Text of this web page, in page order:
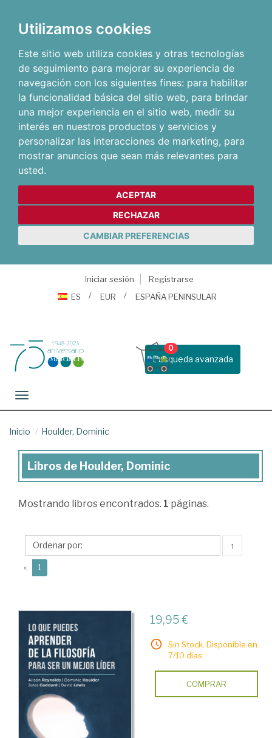
Utilizamos cookies
Este sitio web utiliza cookies y otras tecnologías
de seguimiento para mejorar su experiencia de
navegación con los siguientes fines: para habilitar
la funcionalidad básica del sitio web, para brindar
una mejor experiencia en el sitio web, medir su
interés en nuestros productos y servicios y
personalizar las interacciones de marketing, para
mostrar anuncios que sean más relevantes para
usted.
ACEPTAR
RECHAZAR
CAMBIAR PREFERENCIAS
Iniciar sesión
Registrarse
ES
EUR ESPAÑA PENINSULAR
Busqueda avanzada
0
Toggle navigation
Inicio Houlder, Dominic
Libros
Houlder,
Libros de Houlder, Dominic
Mostrando libros encontrados. 1 páginas.
↑
« 1
19,95 €
Sin Stock. Disponible en
7/10 días.
COMPRAR